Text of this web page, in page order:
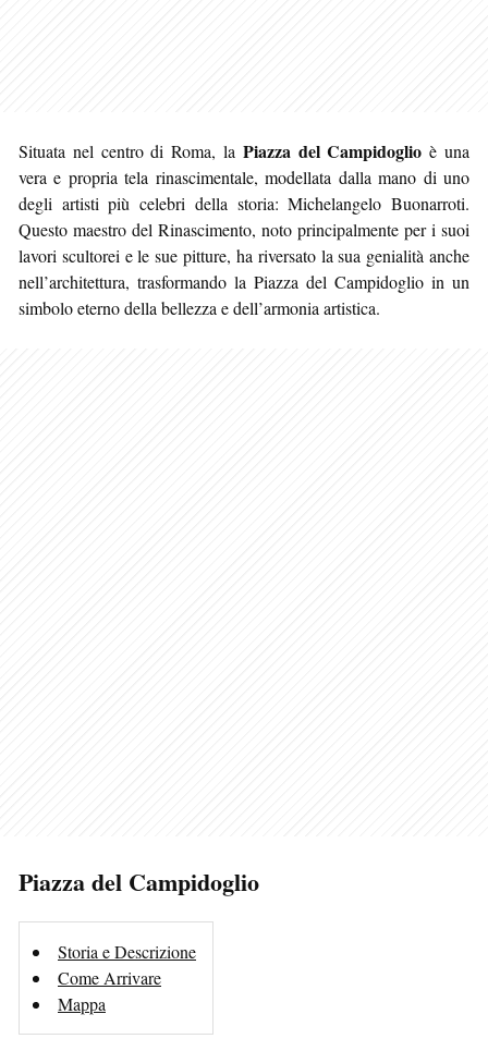
Situata nel centro di Roma, la Piazza del Campidoglio è una
vera e propria tela rinascimentale, modellata dalla mano di uno
degli artisti più celebri della storia: Michelangelo Buonarroti.
Questo maestro del Rinascimento, noto principalmente per i suoi
lavori scultorei e le sue pitture, ha riversato la sua genialità anche
nell’architettura, trasformando la Piazza del Campidoglio in un
simbolo eterno della bellezza e dell’armonia artistica.
Piazza del Campidoglio
Storia e Descrizione
Come Arrivare
Mappa